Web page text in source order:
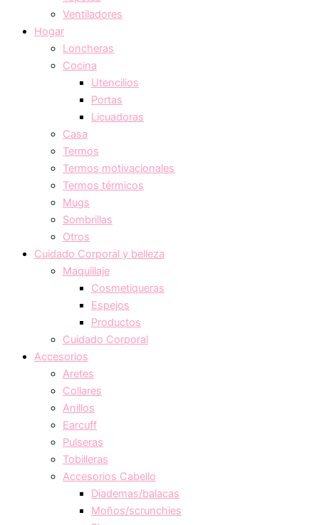
Ventiladores
Hogar
Loncheras
Cocina
Utencilios
Portas
Licuadoras
Casa
Termos
Termos motivacionales
Termos térmicos
Mugs
Sombrillas
Otros
Cuidado Corporal y belleza
Maquillaje
Cosmetiqueras
Espejos
Productos
Cuidado Corporal
Accesorios
Aretes
Collares
Anillos
Earcuff
Pulseras
Tobilleras
Accesorios Cabello
Diademas/balacas
Moños/scrunchies